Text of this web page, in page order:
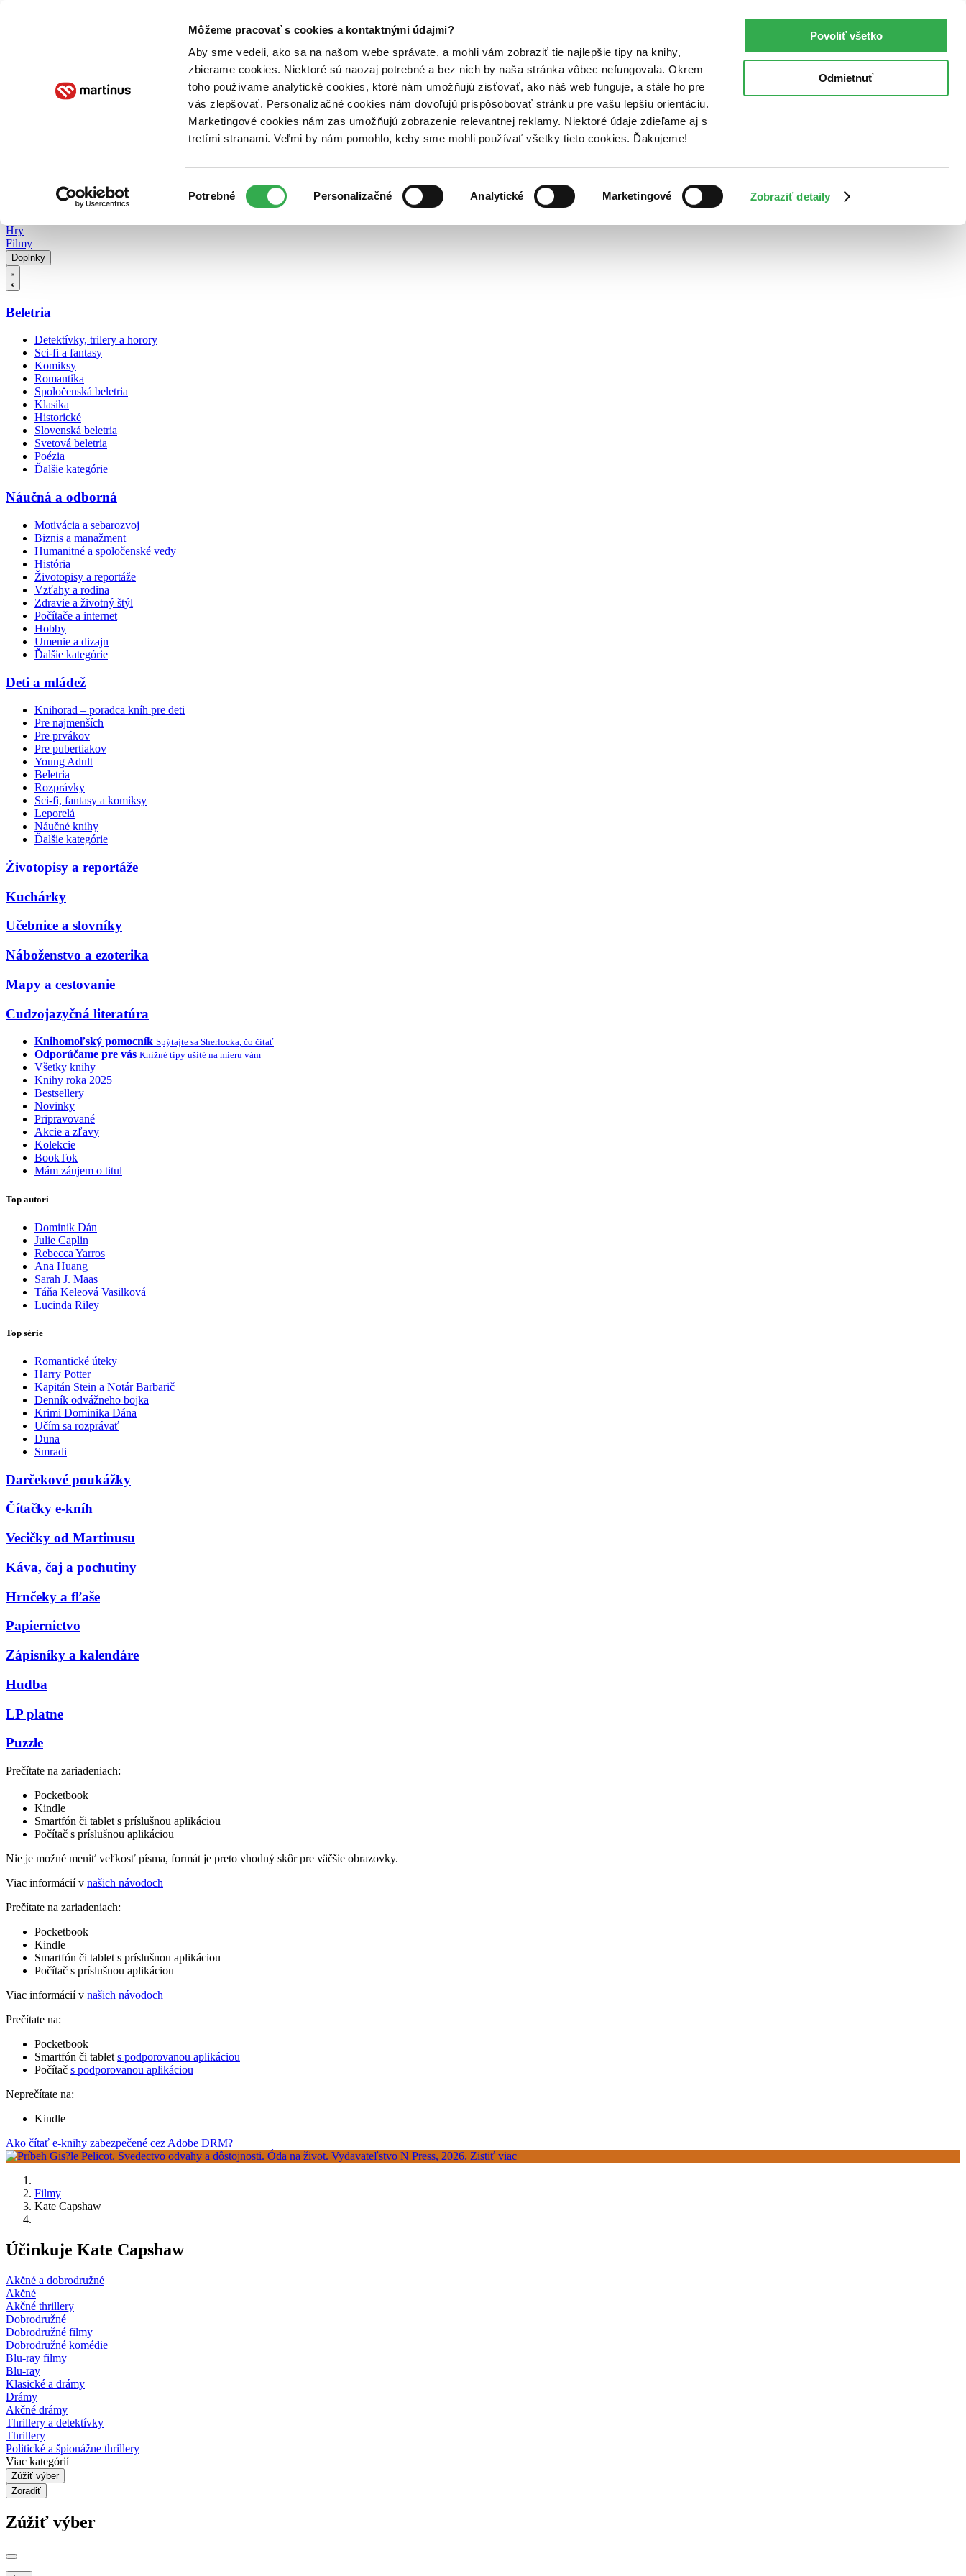
Môžeme pracovať s cookies a kontaktnými údajmi?
Aby sme vedeli, ako sa na našom webe správate, a mohli vám zobraziť tie najlepšie tipy na knihy,
zbierame cookies. Niektoré sú naozaj potrebné a bez nich by naša stránka vôbec nefungovala. Okrem
toho používame analytické cookies, ktoré nám umožňujú zisťovať, ako náš web funguje, a stále ho pre
vás zlepšovať. Personalizačné cookies nám dovoľujú prispôsobovať stránku pre vašu lepšiu orientáciu.
Marketingové cookies nám zas umožňujú zobrazenie relevantnej reklamy. Niektoré údaje zdieľame aj s
tretími stranami. Veľmi by nám pomohlo, keby sme mohli používať všetky tieto cookies. Ďakujeme!
súhlasu
Potrebné Personalizačné Analytické Marketingové Zobraziť detaily
Povoliť všetko
Odmietnuť
Poukážky Kontakt
Hry
Filmy
Doplnky
Beletria
Detektívky, trilery a horory
Sci-fi a fantasy
Komiksy
Romantika
Spoločenská beletria
Klasika
Historické
Slovenská beletria
Svetová beletria
Poézia
Ďalšie kategórie
Náučná a odborná
Motivácia a sebarozvoj
Biznis a manažment
Humanitné a spoločenské vedy
História
Životopisy a reportáže
Vzťahy a rodina
Zdravie a životný štýl
Počítače a internet
Hobby
Umenie a dizajn
Ďalšie kategórie
Deti a mládež
Knihorad – poradca kníh pre deti
Pre najmenších
Pre prvákov
Pre pubertiakov
Young Adult
Beletria
Rozprávky
Sci-fi, fantasy a komiksy
Leporelá
Náučné knihy
Ďalšie kategórie
Životopisy a reportáže
Kuchárky
Učebnice a slovníky
Náboženstvo a ezoterika
Mapy a cestovanie
Cudzojazyčná literatúra
Knihomoľský pomocník Spýtajte sa Sherlocka, čo čítať
Odporúčame pre vás Knižné tipy ušité na mieru vám
Všetky knihy
Knihy roka 2025
Bestsellery
Novinky
Pripravované
Akcie a zľavy
Kolekcie
BookTok
Mám záujem o titul
Top autori
Dominik Dán
Julie Caplin
Rebecca Yarros
Ana Huang
Sarah J. Maas
Táňa Keleová Vasilková
Lucinda Riley
Top série
Romantické úteky
Harry Potter
Kapitán Stein a Notár Barbarič
Denník odvážneho bojka
Krimi Dominika Dána
Učím sa rozprávať
Duna
Smradi
Darčekové poukážky
Čítačky e-kníh
Vecičky od Martinusu
Káva, čaj a pochutiny
Hrnčeky a fľaše
Papiernictvo
Zápisníky a kalendáre
Hudba
LP platne
Puzzle
Prečítate na zariadeniach:
Pocketbook
Kindle
Smartfón či tablet s príslušnou aplikáciou
Počítač s príslušnou aplikáciou
Nie je možné meniť veľkosť písma, formát je preto vhodný skôr pre väčšie obrazovky.
Viac informácií v našich návodoch
Prečítate na zariadeniach:
Pocketbook
Kindle
Smartfón či tablet s príslušnou aplikáciou
Počítač s príslušnou aplikáciou
Viac informácií v našich návodoch
Prečítate na:
Pocketbook
Smartfón či tablet s podporovanou aplikáciou
Počítač s podporovanou aplikáciou
Neprečítate na:
Kindle
Ako čítať e-knihy zabezpečené cez Adobe DRM?
Filmy
Kate Capshaw
Účinkuje Kate Capshaw
Akčné a dobrodružné
Akčné
Akčné thrillery
Dobrodružné
Dobrodružné filmy
Dobrodružné komédie
Blu-ray filmy
Blu-ray
Klasické a drámy
Drámy
Akčné drámy
Thrillery a detektívky
Thrillery
Politické a špionážne thrillery
Viac kategórií
Zúžiť výber
Zoradiť
Zúžiť výber